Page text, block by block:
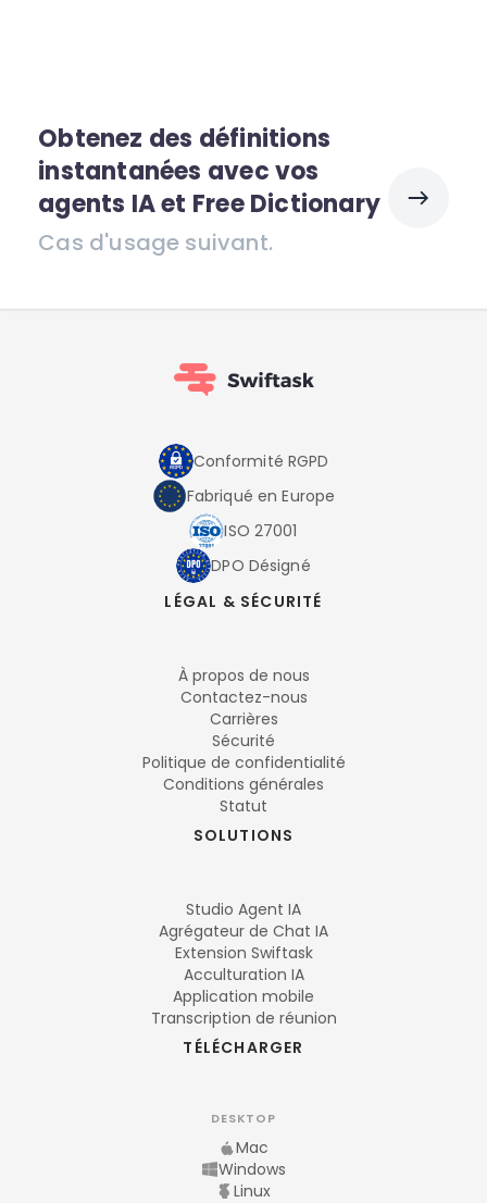
Obtenez des définitions
instantanées avec vos
agents IA et Free Dictionary
Cas d'usage suivant.
Conformité RGPD
Fabriqué en Europe
ISO 27001
DPO Désigné
LÉGAL & SÉCURITÉ
À propos de nous
Contactez-nous
Carrières
Sécurité
Politique de confidentialité
Conditions générales
Statut
SOLUTIONS
Studio Agent IA
Agrégateur de Chat IA
Extension Swiftask
Acculturation IA
Application mobile
Transcription de réunion
TÉLÉCHARGER
DESKTOP
Mac
Windows
Linux